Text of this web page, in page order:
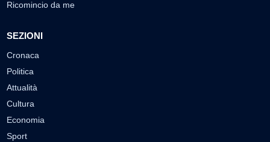
Ricomincio da me
SEZIONI
Cronaca
Politica
Attualità
Cultura
Economia
Sport